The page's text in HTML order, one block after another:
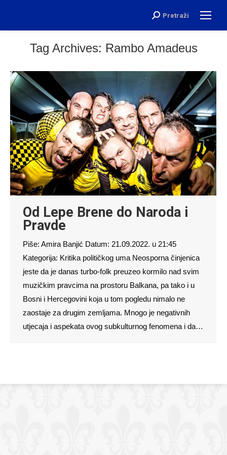
Search:
Pretraži
Tag Archives: Rambo Amadeus
Od Lepe Brene do Naroda i
Pravde
Piše: Amira Banjić Datum: 21.09.2022. u 21:45
Kategorija: Kritika političkog uma Neosporna činjenica
jeste da je danas turbo-folk preuzeo kormilo nad svim
muzičkim pravcima na prostoru Balkana, pa tako i u
Bosni i Hercegovini koja u tom pogledu nimalo ne
zaostaje za drugim zemljama. Mnogo je negativnih
utjecaja i aspekata ovog subkulturnog fenomena i da…